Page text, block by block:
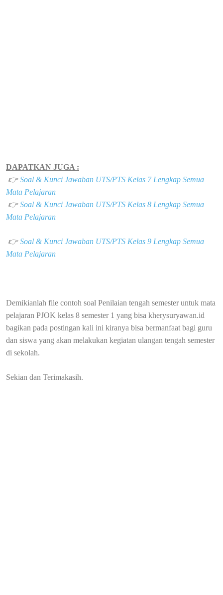
DAPATKAN JUGA :
👉 Soal & Kunci Jawaban UTS/PTS Kelas 7 Lengkap Semua
Mata Pelajaran
👉Soal & Kunci Jawaban UTS/PTS Kelas 8 Lengkap Semua
Mata Pelajaran
👉Soal & Kunci Jawaban UTS/PTS Kelas 9 Lengkap Semua
Mata Pelajaran
Demikianlah file contoh soal Penilaian tengah semester untuk mata
pelajaran PJOK kelas 8 semester 1 yang bisa kherysuryawan.id
bagikan pada postingan kali ini kiranya bisa bermanfaat bagi guru
dan siswa yang akan melakukan kegiatan ulangan tengah semester
di sekolah.
Sekian dan Terimakasih.